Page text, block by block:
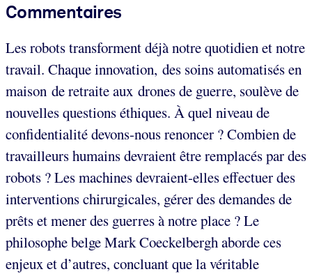
Commentaires
Les robots transforment déjà notre quotidien et notre
travail. Chaque innovation, des soins automatisés en
maison de retraite aux drones de guerre, soulève de
nouvelles questions éthiques. À quel niveau de
confidentialité devons-nous renoncer ? Combien de
travailleurs humains devraient être remplacés par des
robots ? Les machines devraient-elles effectuer des
interventions chirurgicales, gérer des demandes de
prêts et mener des guerres à notre place ? Le
philosophe belge Mark Coeckelbergh aborde ces
enjeux et d’autres, concluant que la véritable